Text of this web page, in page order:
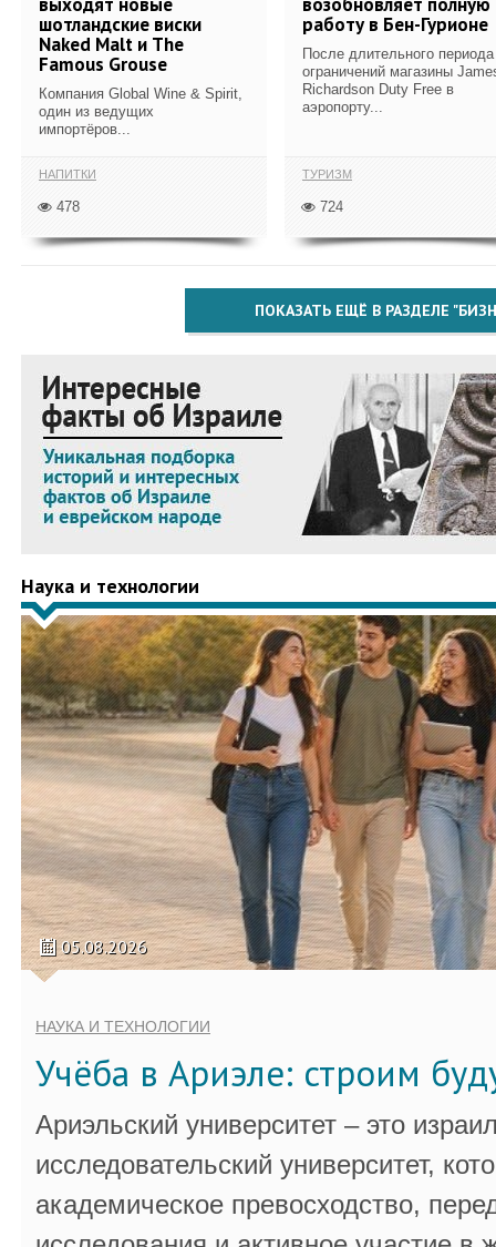
шотландские виски
Naked Malt и The
Famous Grouse
Компания Global Wine & Spirit,
один из ведущих
импортёров...
НАПИТКИ
478
работу в Бен-Гурионе
После длительного периода
ограничений магазины
Richardson Duty Free в
аэропорту...
ТУРИЗМ
724
ПОКАЗАТЬ ЕЩЁ В РАЗДЕЛЕ
Наука и технологии
05.08.2026
НАУКА И ТЕХНОЛОГИИ
Учёба в Ариэле: строим
Ариэльский университет – это
исследовательский университет,
академическое превосходство,